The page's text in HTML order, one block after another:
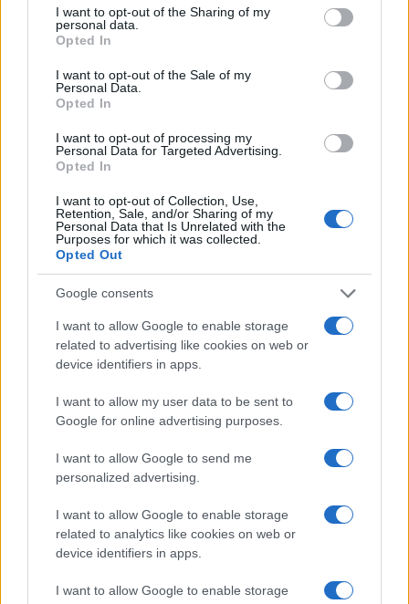
not limited to your visit or usage behaviour. You may click to
grant or deny consent to Google and its third-party tags to
use your data for below specified purposes in below Google
consent section.
I want to opt-out of the Sharing of my
personal data.
Opted In
I want to opt-out of the Sale of my
Personal Data.
Opted In
I want to opt-out of processing my
Personal Data for Targeted Advertising.
Opted In
I want to opt-out of Collection, Use,
Retention, Sale, and/or Sharing of my
Personal Data that Is Unrelated with the
Purposes for which it was collected.
Opted Out
Google consents
I want to allow Google to enable storage
related to advertising like cookies on web or
device identifiers in apps.
I want to allow my user data to be sent to
Google for online advertising purposes.
I want to allow Google to send me
personalized advertising.
I want to allow Google to enable storage
related to analytics like cookies on web or
device identifiers in apps.
I want to allow Google to enable storage
Continua a leggere
Smartband o smartwatch: come scegliere il fitness
tracker giusto